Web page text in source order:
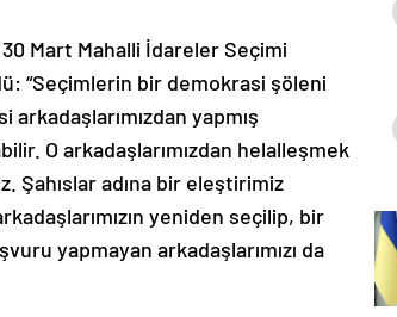
Mart Mahalli İdareler Seçimi
“Seçimlerin bir demokrasi şöleni
yapmış
O arkadaşlarımızdan helalleşmek
Şahıslar adına bir eleştirimiz
yeniden seçilip, bir
yapmayan arkadaşlarımızı da